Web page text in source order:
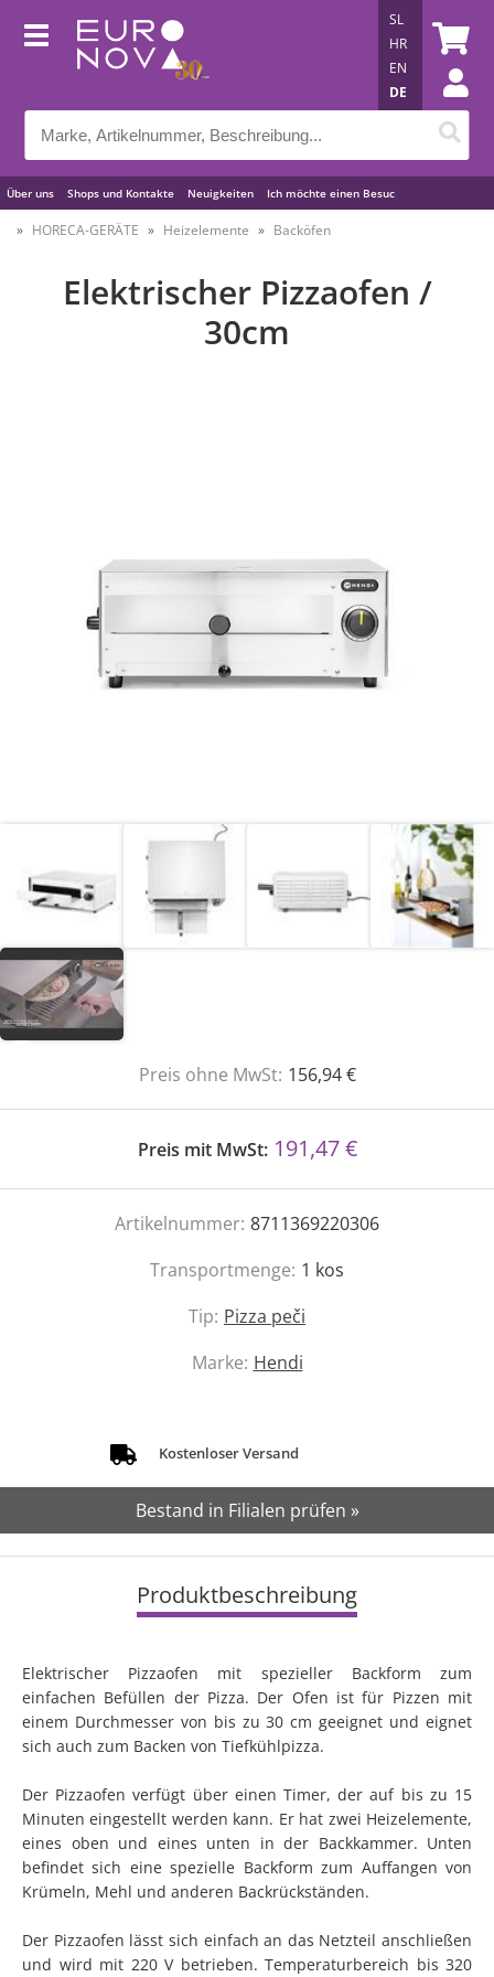
Über uns Shops und Kontakte Neuigkeiten Ich möchte einen Besuc
Nützliche Tipps
SL
HR
EN
DE
HORECA-GERÄTE Heizelemente Backöfen
Elektrischer Pizzaofen /
30cm
Preis ohne MwSt: 156,94 €
Preis mit MwSt: 191,47 €
Artikelnummer: 8711369220306
Transportmenge: 1 kos
Tip: Pizza peči
Marke: Hendi
Kostenloser Versand
Bestand in Filialen prüfen »
Produktbeschreibung
Elektrischer Pizzaofen mit spezieller Backform zum
einfachen Befüllen der Pizza. Der Ofen ist für Pizzen mit
einem Durchmesser von bis zu 30 cm geeignet und eignet
sich auch zum Backen von Tiefkühlpizza.
Der Pizzaofen verfügt über einen Timer, der auf bis zu 15
Minuten eingestellt werden kann. Er hat zwei Heizelemente,
eines oben und eines unten in der Backkammer. Unten
befindet sich eine spezielle Backform zum Auffangen von
Krümeln, Mehl und anderen Backrückständen.
Der Pizzaofen lässt sich einfach an das Netzteil anschließen
und wird mit 220 V betrieben. Temperaturbereich bis 320